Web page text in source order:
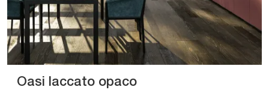
Oasi laccato opaco